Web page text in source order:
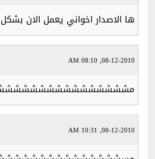
ها الاصدار اخواني يعمل الان
08-12-2010, 08:10 AM
08-12-2010, 10:31 AM